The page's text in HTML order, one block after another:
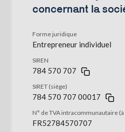
concernant la
Forme juridique
Entrepreneur individuel
SIREN
784 570 707
SIRET (siège)
784 570 707 00017
N° de TVA intracommunautaire
FR52784570707